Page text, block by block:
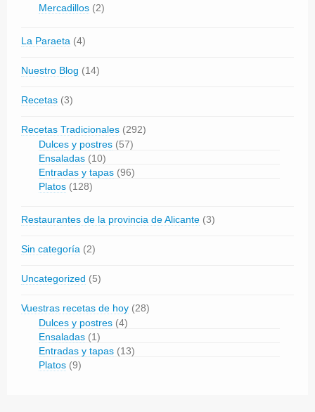
Mercadillos (2)
La Paraeta (4)
Nuestro Blog (14)
Recetas (3)
Recetas Tradicionales (292)
Dulces y postres (57)
Ensaladas (10)
Entradas y tapas (96)
Platos (128)
Restaurantes de la provincia de Alicante (3)
Sin categoría (2)
Uncategorized (5)
Vuestras recetas de hoy (28)
Dulces y postres (4)
Ensaladas (1)
Entradas y tapas (13)
Platos (9)